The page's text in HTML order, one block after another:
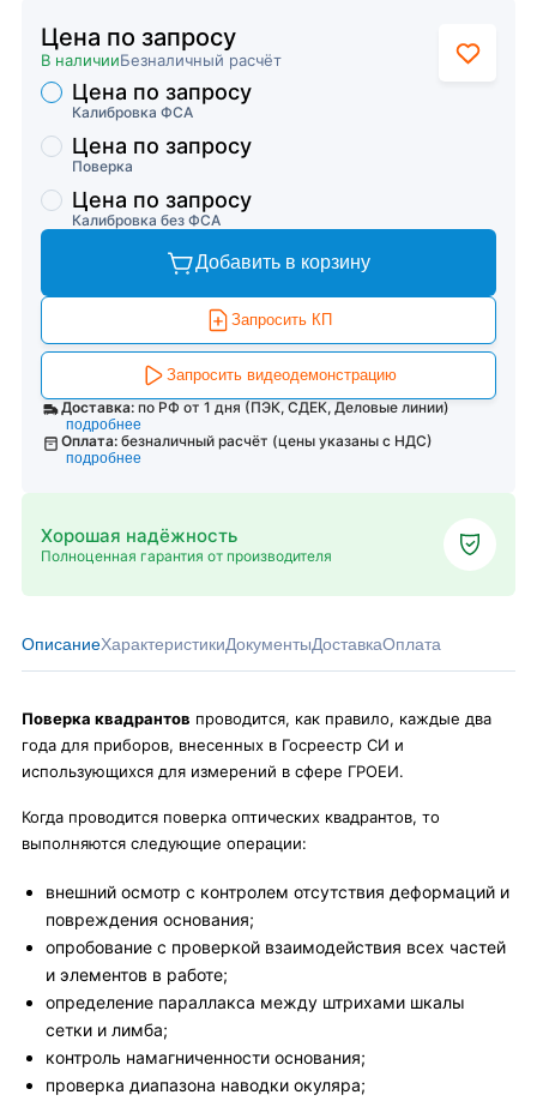
Цена по запросу
В наличииБезналичный расчёт
Торговые предложения
Калибровка ФСА
Цена по запросу
Поверка
Цена по запросу
Калибровка без ФСА
Цена по запросу
Добавить в корзину
Запросить КП
Запросить видеодемонстрацию
Доставка: по РФ от 1 дня (ПЭК, СДЕК, Деловые линии)
подробнее
Оплата: безналичный расчёт (цены указаны с НДС)
подробнее
Хорошая надёжность
Полноценная гарантия от производителя
ОписаниеХарактеристикиДокументыДоставкаОплата
Поверка квадрантов проводится, как правило, каждые два
года для приборов, внесенных в Госреестр СИ и
использующихся для измерений в сфере ГРОЕИ.
Когда проводится поверка оптических квадрантов, то
выполняются следующие операции:
внешний осмотр с контролем отсутствия деформаций и
повреждения основания;
опробование с проверкой взаимодействия всех частей
и элементов в работе;
определение параллакса между штрихами шкалы
сетки и лимба;
контроль намагниченности основания;
проверка диапазона наводки окуляра;